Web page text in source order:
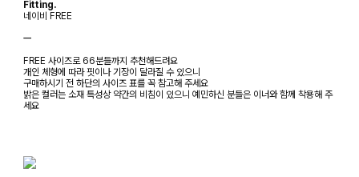
Fitting.
네이비 FREE
ㅡ
FREE 사이즈로 66분들까지 추천해드려요
개인 체형에 따라 핏이나 기장이 달라질 수 있으니
구매하시기 전 하단의 사이즈 표를 꼭 참고해 주세요
밝은 컬러는 소재 특성상 약간의 비침이 있으니 예민하신 분들은 이너와 함께 착용해 주
세요